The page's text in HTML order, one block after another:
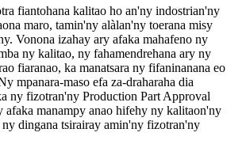
fiantohana kalitao ho an'ny indostrian'ny
maro, tamin'ny alàlan'ny toerana misy
Vonona izahay ary afaka mahafeno ny
ny kalitao, ny fahamendrehana ary ny
fiaranao, ka manatsara ny fifaninanana eo
mpanara-maso efa za-draharaha dia
ny fizotran'ny Production Part Approval
afaka manampy anao hifehy ny kalitaon'ny
dingana tsirairay amin'ny fizotran'ny